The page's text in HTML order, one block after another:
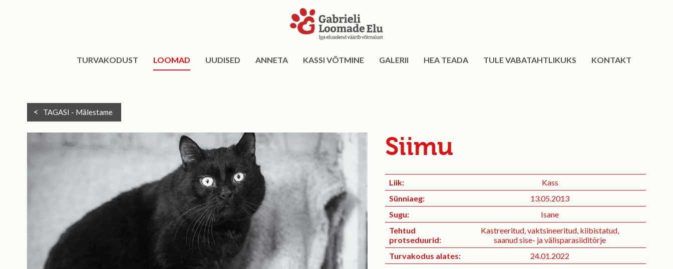
TURVAKODUST LOOMAD UUDISED ANNETA KASSI VÕTMINE GALERII HEA TEADA TULE VABATAHTLIKUKS KONTAKT
TAGASI - Mälestame
Siimu
Liik:
Kass
Sünniaeg:
13.05.2013
Sugu:
Isane
Tehtud
protseduurid:
Kastreeritud, vaktsineeritud, kiibistatud,
saanud sise- ja välisparasiiditõrje
Turvakodus alates:
24.01.2022